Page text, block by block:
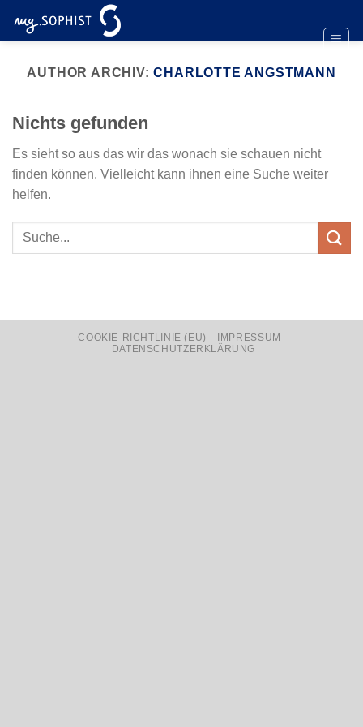
Inhalt
AUTHOR ARCHIV:CHARLOTTE ANGSTMANN
Nichts gefunden
Es sieht so aus das wir das wonach sie schauen nicht
finden können. Vielleicht kann ihnen eine Suche weiter
helfen.
COOKIE-RICHTLINIE (EU)
IMPRESSUM
DATENSCHUTZERKLÄRUNG